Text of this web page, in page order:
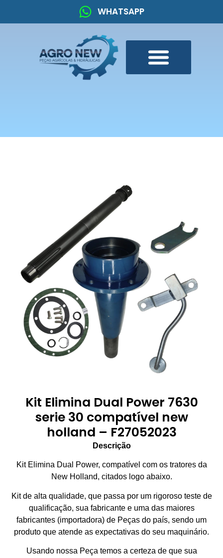
WHATSAPP
Kit Elimina Dual Power 7630
serie 30 compatível new
holland – F27052023
Descrição
Kit Elimina Dual Power, compatível com os tratores da
New Holland, citados logo abaixo.
Kit de alta qualidade, que passa por um rigoroso teste de
qualificação, sua fabricante e uma das maiores
fabricantes (importadora) de Peças do país, sendo um
produto que atende as expectativas do seu maquinário.
Usando nossa Peça temos a certeza de que sua